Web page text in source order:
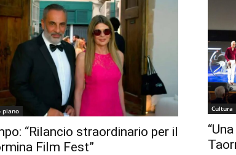
piano
“Rilancio straordinario per il
Film Fest”
Cultura